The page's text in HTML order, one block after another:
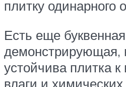
плитку одинарного
Есть еще
демонстрирующая,
устойчива плитка
влаги и